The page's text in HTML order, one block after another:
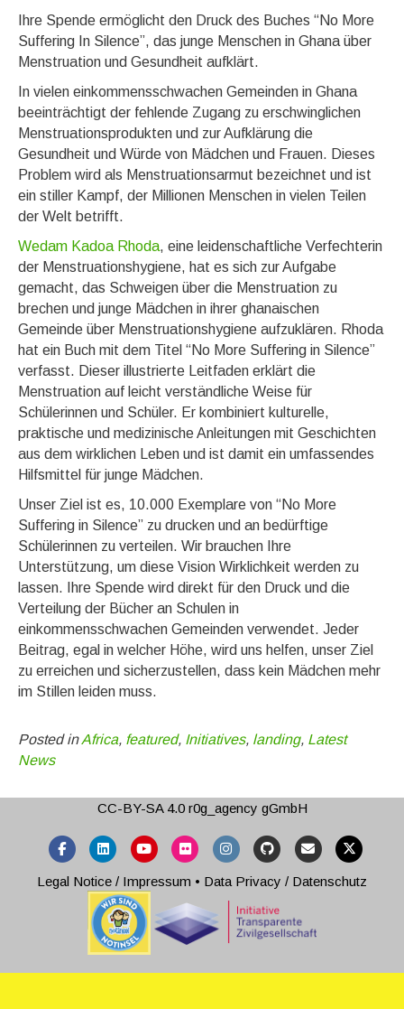
Ihre Spende ermöglicht den Druck des Buches “No More
Suffering In Silence”, das junge Menschen in Ghana über
Menstruation und Gesundheit aufklärt.
In vielen einkommensschwachen Gemeinden in Ghana
beeinträchtigt der fehlende Zugang zu erschwinglichen
Menstruationsprodukten und zur Aufklärung die
Gesundheit und Würde von Mädchen und Frauen. Dieses
Problem wird als Menstruationsarmut bezeichnet und ist
ein stiller Kampf, der Millionen Menschen in vielen Teilen
der Welt betrifft.
Wedam Kadoa Rhoda, eine leidenschaftliche Verfechterin
der Menstruationshygiene, hat es sich zur Aufgabe
gemacht, das Schweigen über die Menstruation zu
brechen und junge Mädchen in ihrer ghanaischen
Gemeinde über Menstruationshygiene aufzuklären. Rhoda
hat ein Buch mit dem Titel “No More Suffering in Silence”
verfasst. Dieser illustrierte Leitfaden erklärt die
Menstruation auf leicht verständliche Weise für
Schülerinnen und Schüler. Er kombiniert kulturelle,
praktische und medizinische Anleitungen mit Geschichten
aus dem wirklichen Leben und ist damit ein umfassendes
Hilfsmittel für junge Mädchen.
Unser Ziel ist es, 10.000 Exemplare von “No More
Suffering in Silence” zu drucken und an bedürftige
Schülerinnen zu verteilen. Wir brauchen Ihre
Unterstützung, um diese Vision Wirklichkeit werden zu
lassen. Ihre Spende wird direkt für den Druck und die
Verteilung der Bücher an Schulen in
einkommensschwachen Gemeinden verwendet. Jeder
Beitrag, egal in welcher Höhe, wird uns helfen, unser Ziel
zu erreichen und sicherzustellen, dass kein Mädchen mehr
im Stillen leiden muss.
Posted inAfrica, featured, Initiatives, landing, Latest
News
CC-BY-SA 4.0r0g_agency gGmbH
FacebookLinkedinYoutubeFlickr InstagramGithub Email X-twitter
Legal Notice / Impressum • Data Privacy / Datenschutz